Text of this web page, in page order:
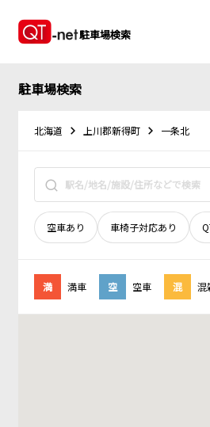
駐車場検索
駐車場検索
北海道 上川郡新得町 一条北
空車あり 車椅子対応あり
満 満車 空 空車 混 混